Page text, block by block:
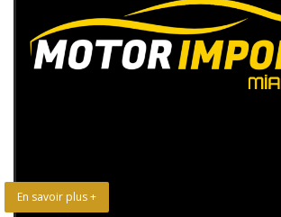
En savoir plus +